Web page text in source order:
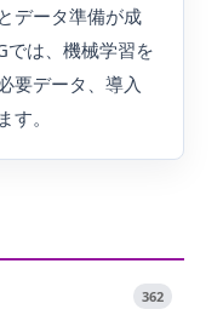
データ準備が成
では、機械学習を
要データ、導入
。
362